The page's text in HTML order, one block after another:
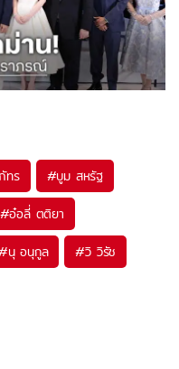
ทร #บูม สหรัฐ
#อ๋อลี่ ตติยา
นุ อนุกูล #วิ วิรัช